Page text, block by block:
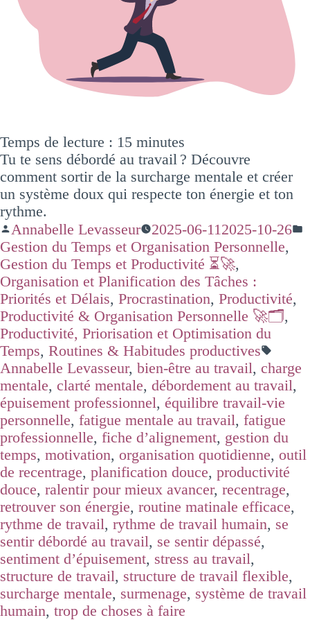
Temps de lecture : 15 minutes
Tu te sens débordé au travail ? Découvre
comment sortir de la surcharge mentale et créer
un système doux qui respecte ton énergie et ton
rythme.
Annabelle Levasseur
2025-06-11 2025-10-26
Gestion du Temps et Organisation Personnelle,
Gestion du Temps et Productivité ⏳🚀,
Organisation et Planification des Tâches :
Priorités et Délais, Procrastination, Productivité,
Productivité & Organisation Personnelle 🚀🗂️,
Productivité, Priorisation et Optimisation du
Temps, Routines & Habitudes productives
Annabelle Levasseur, bien-être au travail, charge
mentale, clarté mentale, débordement au travail,
épuisement professionnel, équilibre travail-vie
personnelle, fatigue mentale au travail, fatigue
professionnelle, fiche d’alignement, gestion du
temps, motivation, organisation quotidienne, outil
de recentrage, planification douce, productivité
douce, ralentir pour mieux avancer, recentrage,
retrouver son énergie, routine matinale efficace,
rythme de travail, rythme de travail humain, se
sentir débordé au travail, se sentir dépassé,
sentiment d’épuisement, stress au travail,
structure de travail, structure de travail flexible,
surcharge mentale, surmenage, système de travail
humain, trop de choses à faire